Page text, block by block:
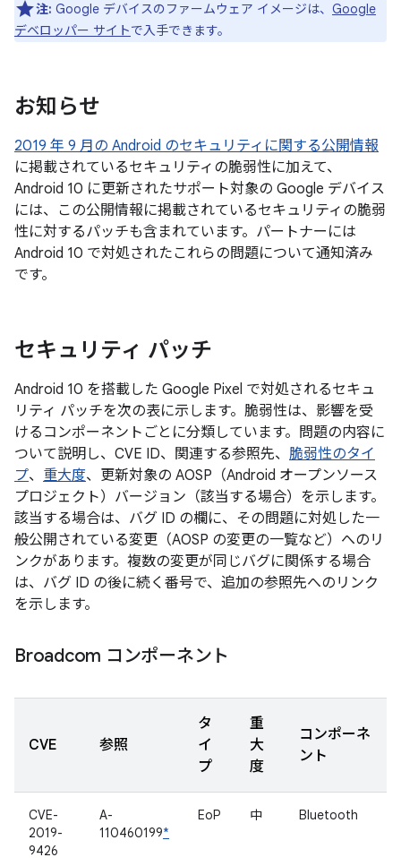
注: Google デバイスのファームウェア イメージは、 Google
デベロッパー サイトで入手できます。
お知らせ
2019 年 9 月の Android のセキュリティに関する公開情報
に掲載されているセキュリティの脆弱性に加えて、
Android 10 に更新されたサポート対象の Google デバイス
には、この公開情報に掲載されているセキュリティの脆弱
性に対するパッチも含まれています。パートナーには
Android 10 で対処されたこれらの問題について通知済み
です。
セキュリティ パッチ
Android 10 を搭載した Google Pixel で対処されるセキュ
リティ パッチを次の表に示します。脆弱性は、影響を受
けるコンポーネントごとに分類しています。問題の内容に
ついて説明し、CVE ID、関連する参照先、 脆弱性のタイ
プ、 重大度、更新対象の AOSP（Android オープンソース
プロジェクト）バージョン（該当する場合）を示します。
該当する場合は、バグ ID の欄に、その問題に対処した一
般公開されている変更（AOSP の変更の一覧など）へのリ
ンクがあります。複数の変更が同じバグに関係する場合
は、バグ ID の後に続く番号で、追加の参照先へのリンク
を示します。
Broadcom コンポーネント
CVE 参照
タ
イ
プ
重
大
度
コンポーネ
ント
CVE-
2019-
9426
A-
110460199*
EoP 中 Bluetooth